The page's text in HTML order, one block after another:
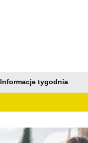
Informacje tygodnia